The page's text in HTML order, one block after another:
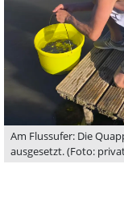
Am Flussufer: Die
ausgesetzt. (Foto: